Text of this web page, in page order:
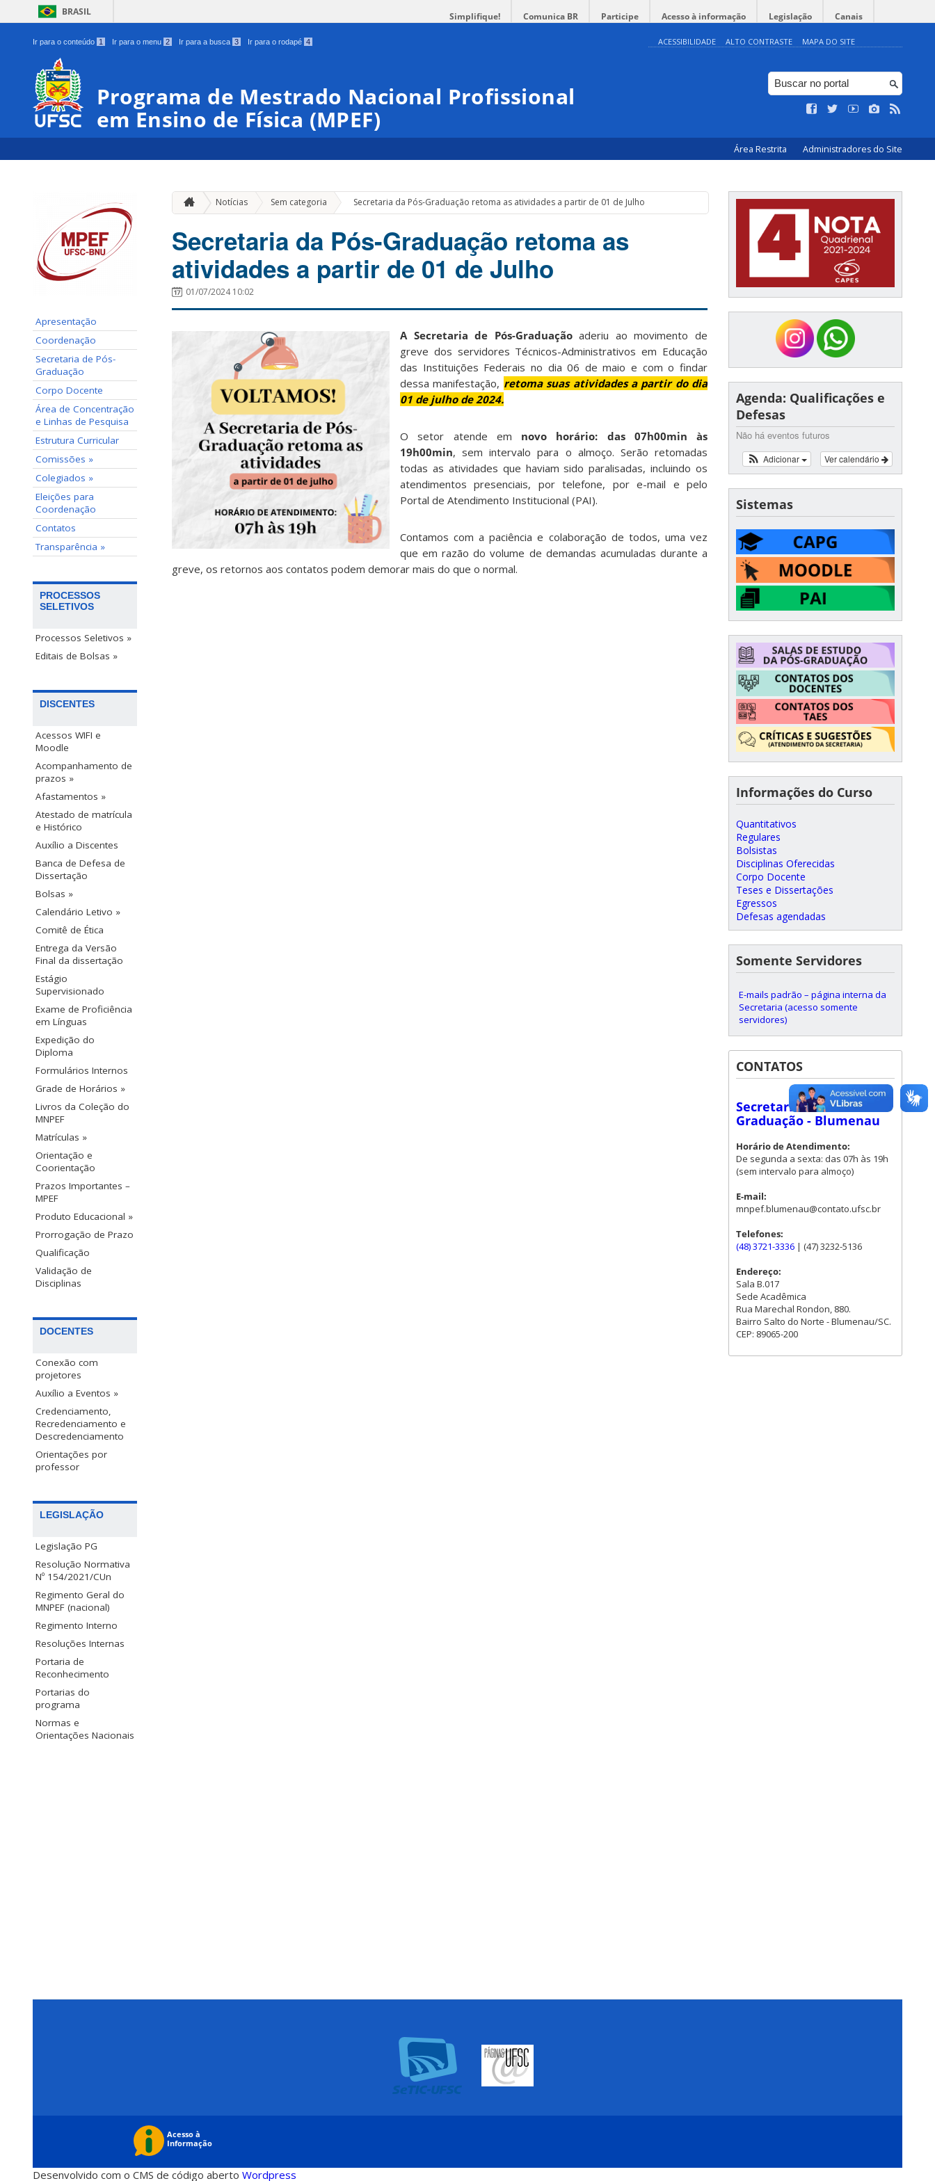
BRASIL Simplifique! Comunica BR Participe Acesso à informação Legislação Canais
Ir para o conteúdo 1 Ir para o menu 2 Ir para a busca 3 Ir para o rodapé 4 ACESSIBILIDADE ALTO CONTRASTE MAPA DO SITE
Programa de Mestrado Nacional Profissional
em Ensino de Física (MPEF)
Área Restrita Administradores do Site
Apresentação
Coordenação
Secretaria de Pós-
Graduação
Corpo Docente
Área de Concentração
e Linhas de Pesquisa
Estrutura Curricular
Comissões »
Colegiados »
Eleições para
Coordenação
Contatos
Transparência »
PROCESSOS
SELETIVOS
Processos Seletivos »
Editais de Bolsas »
DISCENTES
Acessos WIFI e
Moodle
Acompanhamento de
prazos »
Afastamentos »
Atestado de matrícula
e Histórico
Auxílio a Discentes
Banca de Defesa de
Dissertação
Bolsas »
Calendário Letivo »
Comitê de Ética
Entrega da Versão
Final da dissertação
Estágio
Supervisionado
Exame de Proficiência
em Línguas
Expedição do
Diploma
Formulários Internos
Grade de Horários »
Livros da Coleção do
MNPEF
Matrículas »
Orientação e
Coorientação
Prazos Importantes –
MPEF
Produto Educacional »
Prorrogação de Prazo
Qualificação
Validação de
Disciplinas
DOCENTES
Conexão com
projetores
Auxílio a Eventos »
Credenciamento,
Recredenciamento e
Descredenciamento
Orientações por
professor
LEGISLAÇÃO
Legislação PG
Resolução Normativa
Nº 154/2021/CUn
Regimento Geral do
MNPEF (nacional)
Regimento Interno
Resoluções Internas
Portaria de
Reconhecimento
Portarias do
programa
Normas e
Orientações Nacionais
Notícias Sem categoria » Secretaria da Pós-Graduação retoma as atividades a partir de 01 de Julho
Secretaria da Pós-Graduação retoma as
atividades a partir de 01 de Julho
01/07/2024 10:02
A Secretaria de Pós-Graduaçãoaderiu ao movimento de
greve dos servidores Técnicos-Administrativos em Educação
das Instituições Federais no dia 06 de maio e com o findar
dessa manifestação, retoma suas atividades a partir do dia
01 de julho de 2024.
O setor atende em novo horário: das 07h00min às
19h00min, sem intervalo para o almoço. Serão retomadas
todas as atividades que haviam sido paralisadas, incluindo os
atendimentos presenciais, por telefone, por e-mail e pelo
Portal de Atendimento Institucional (PAI).
Contamos com a paciência e colaboração de todos, uma vez
que em razão do volume de demandas acumuladas durante a
greve, os retornos aos contatos podem demorar mais do que o normal.
Agenda: Qualificações e
Defesas
Não há eventos futuros
Ver calendário
Adicionar
Sistemas
Informações do Curso
Quantitativos
Regulares
Bolsistas
Disciplinas Oferecidas
Corpo Docente
Teses e Dissertações
Egressos
Defesas agendadas
Somente Servidores
E-mails padrão – página interna da
Secretaria (acesso somente
servidores)
CONTATOS
Secretaria de Pós-
Graduação - Blumenau
Horário de Atendimento:
De segunda a sexta: das 07h às 19h
(sem intervalo para almoço)
E-mail:
mnpef.blumenau@contato.ufsc.br
Telefones:
(48) 3721-3336 | (47) 3232-5136
Endereço:
Sala B.017
Sede Acadêmica
Rua Marechal Rondon, 880.
Bairro Salto do Norte - Blumenau/SC.
CEP: 89065-200
Desenvolvido com o CMS de código aberto Wordpress